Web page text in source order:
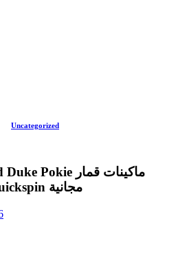
Uncategorized
Quickspin مجانية